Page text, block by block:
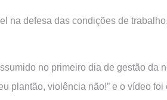
na defesa das condições de
no primeiro dia de gestão da
plantão, violência não!” e o vídeo